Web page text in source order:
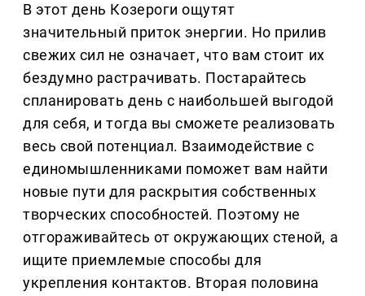
В этот день Козероги ощутят
значительный приток энергии. Но прилив
свежих сил не означает, что вам стоит их
бездумно растрачивать. Постарайтесь
спланировать день с наибольшей выгодой
для себя, и тогда вы сможете реализовать
весь свой потенциал. Взаимодействие с
единомышленниками поможет вам найти
новые пути для раскрытия собственных
творческих способностей. Поэтому не
отгораживайтесь от окружающих стеной, а
ищите приемлемые способы для
укрепления контактов. Вторая половина